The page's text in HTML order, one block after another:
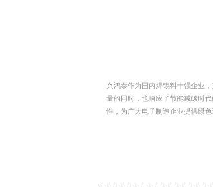
兴鸿泰作为国内焊锡料十强企业
量的同时，也响应了节能减碳时
性，为广大电子制造企业提供绿色